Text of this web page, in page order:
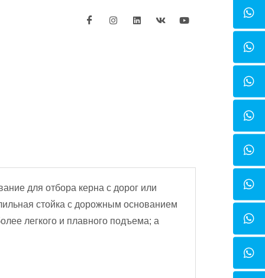
для отбора керна с дорог или
стойка с дорожным основанием
легкого и плавного подъема; а